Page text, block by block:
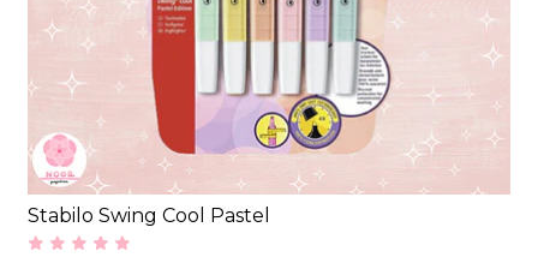
Stabilo Swing Cool Pastel